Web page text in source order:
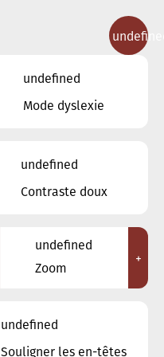
CONTACT
2
undefined
Mode dyslexie
undefined
Contraste doux
undefined
Zoom
+
undefined
Souligner les en-têtes